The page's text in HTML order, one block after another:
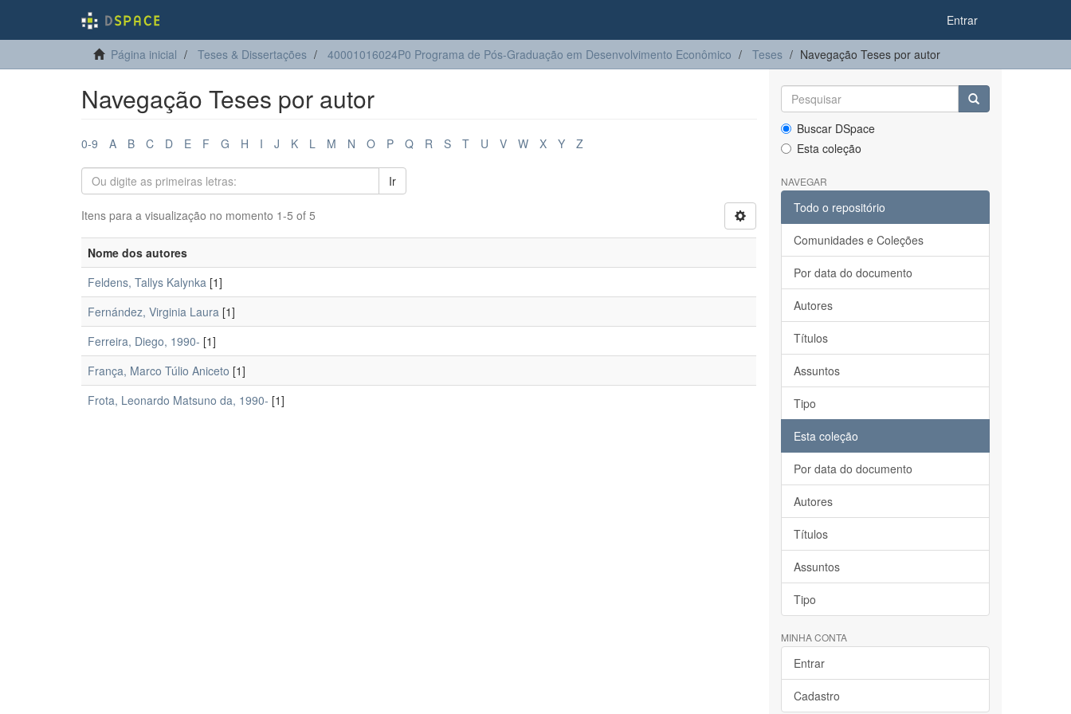
Entrar
Página inicial Teses & Dissertações 40001016024P0 Programa de Pós-Graduação em Desenvolvimento Econômico Teses Navegação Teses por autor
Navegação Teses por autor
0-9 A B C D E F G H I J K L M N O P Q R S T U V W X Y Z
Ir
Itens para a visualização no momento 1-5 of 5
Nome dos autores
Feldens, Tallys Kalynka [1]
Fernández, Virginia Laura [1]
Ferreira, Diego, 1990- [1]
França, Marco Túlio Aniceto [1]
Frota, Leonardo Matsuno da, 1990- [1]
Buscar DSpace
Esta coleção
NAVEGAR
Todo o repositório
Comunidades e Coleções
Por data do documento
Autores
Títulos
Assuntos
Tipo
Esta coleção
Por data do documento
Autores
Títulos
Assuntos
Tipo
MINHA CONTA
Entrar
Cadastro